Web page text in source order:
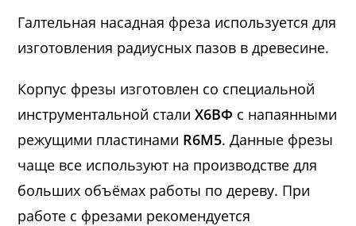
Галтельная насадная фреза используется для
изготовления радиусных пазов в древесине.
Корпус фрезы изготовлен со специальной
инструментальной сталиХ6ВФ с напаянными
режущими пластинами R6M5. Данные фрезы
чаще все используют на производстве для
больших объёмах работы по дереву. При
работе с фрезами рекомендуется